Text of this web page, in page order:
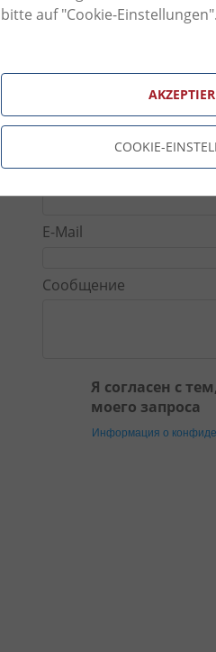
E-Mail
Сообщение
Я согласен с
моего запроса
Информация о
bitte auf "Cookie-Einstellungen".
COOKIE-